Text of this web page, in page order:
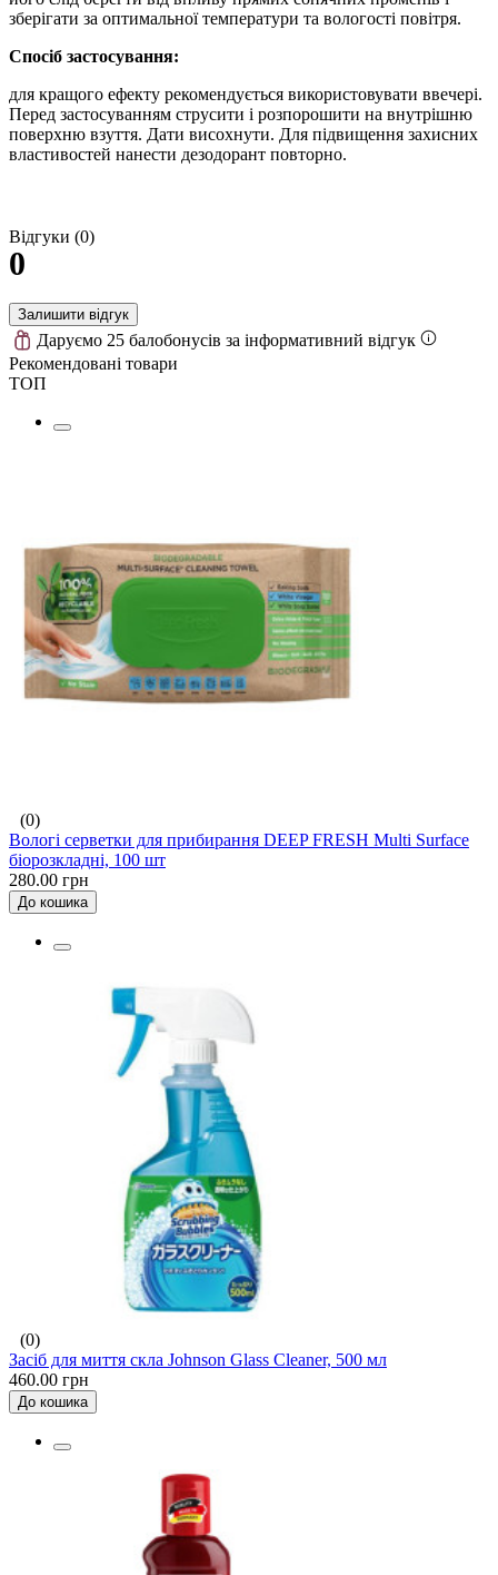
зберігати за оптимальної температури та вологості повітря.
Спосіб застосування:
для кращого ефекту рекомендується використовувати ввечері.
Перед застосуванням струсити і розпорошити на внутрішню
поверхню взуття. Дати висохнути. Для підвищення захисних
властивостей нанести дезодорант повторно.
Відгуки (0)
0
Залишити відгук
Даруємо 25 балобонусів за інформативний відгук
Рекомендовані товари
ТОП
(0)
Вологі серветки для прибирання DEEP FRESH Multi Surface
біорозкладні, 100 шт
280.00 грн
До кошика
(0)
Засіб для миття скла Johnson Glass Cleaner, 500 мл
460.00 грн
До кошика